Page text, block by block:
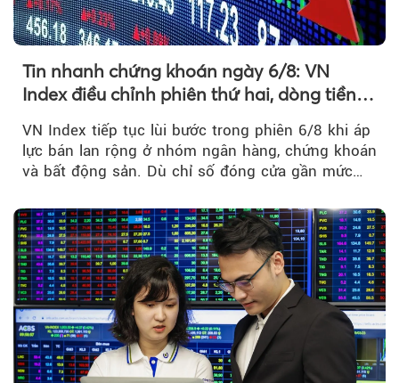
Tin nhanh chứng khoán ngày 6/8: VN
Index điều chỉnh phiên thứ hai, dòng tiền
VN Index tiếp tục lùi bước trong phiên 6/8 khi áp
lực bán lan rộng ở nhóm ngân hàng, chứng khoán
và bất động sản. Dù chỉ số đóng cửa gần mức